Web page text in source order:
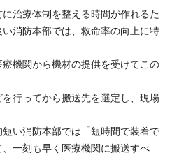
治療体制を整える時間が作れるた
消防本部では、救命率の向上に特
機関から機材の提供を受けてこの
行ってから搬送先を選定し、現場
い消防本部では「短時間で装着で
一刻も早く医療機関に搬送すべ